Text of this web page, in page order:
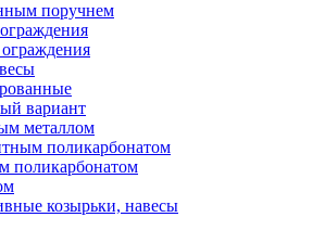
поручнем
вариант
металлом
поликарбонатом
поликарбонатом
козырьки, навесы